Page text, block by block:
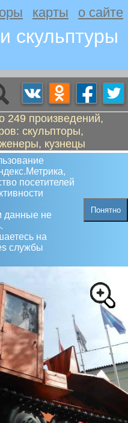
карты о сайте
скульптуры
249 произведений,
скульпторы,
кузнецы
посетителей
данные не
на
службы
Понятно
трактор
завода